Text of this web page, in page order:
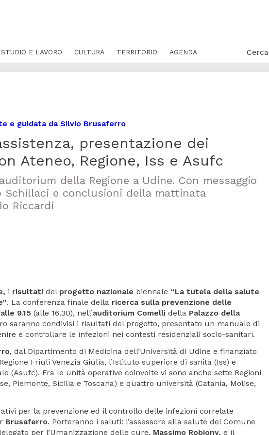
STUDIO E LAVORO CULTURA TERRITORIO AGENDA Cerca
e guidata da Silvio Brusaferro
presentazione dei
Ateneo, Regione, Iss e Asufc
della Regione a Udine. Con messaggio
e conclusioni della mattinata
Riccardi
i risultati del progetto nazionale biennale “La tutela della salute
. La conferenza finale della ricerca sulla prevenzione delle
9.15 (alle 16.30), nell’auditorium Comelli della Palazzo della
saranno condivisi i risultati del progetto, presentato un manuale di
e controllare le infezioni nei contesti residenziali socio-sanitari.
, dal Dipartimento di Medicina dell’Università di Udine e finanziato
Friuli Venezia Giulia, l’Istituto superiore di sanità (Iss) e
(Asufc). Fra le unità operative coinvolte vi sono anche sette Regioni
Piemonte, Sicilia e Toscana) e quattro università (Catania, Molise,
per la prevenzione ed il controllo delle infezioni correlate
Brusaferro. Porteranno i saluti: l’assessore alla salute del Comune
per l’Umanizzazione delle cure, Massimo Robiony, e il